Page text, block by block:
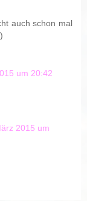
auch schon mal
um 20:42
2015 um